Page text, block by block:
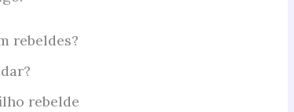
rebeldes?
rebelde